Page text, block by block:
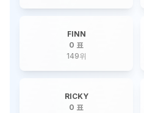
FINN
0 표
149위
RICKY
0 표